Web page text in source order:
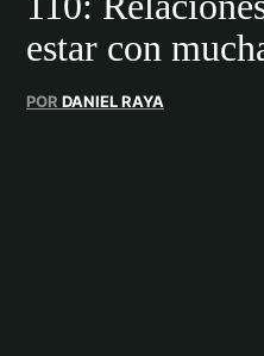
estar con
POR DANIEL RAYA